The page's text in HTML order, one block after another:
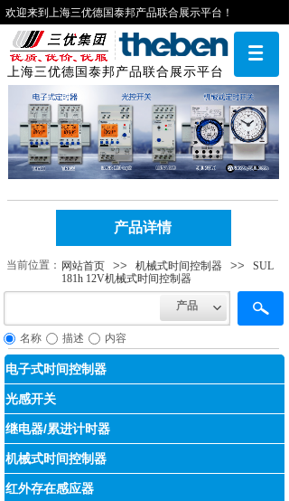
欢迎来到上海三优德国泰邦产品联合展示平台！
上海三优德国泰邦产品联合展示平台
产品详情
当前位​​置： 网站首页 >> 机械式时间控制器 >>
SUL
181h 12V机械式时间控制器
产品
名称 描述 内容
电子式时间控制器
光感开关
继电器/累进计时器
机械式时间控制器
红外存在感应器